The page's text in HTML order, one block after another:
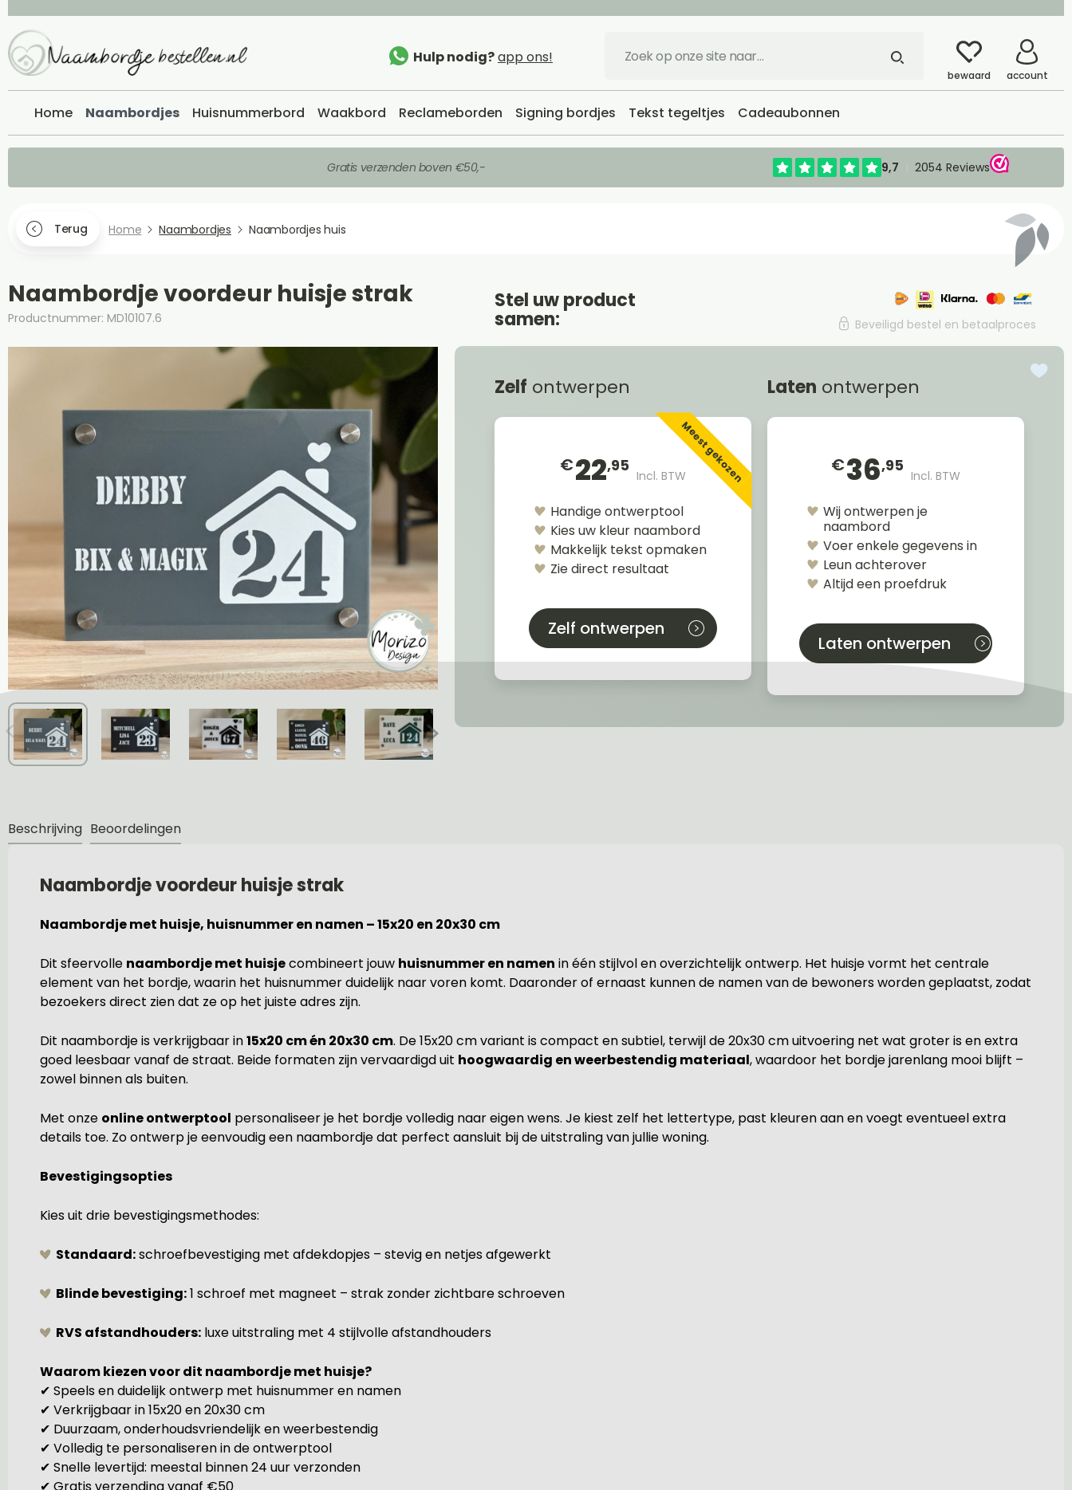
Hulp nodig?app ons!
bewaard account
Home Naambordjes Huisnummerbord Waakbord Reclameborden Signing bordjes Tekst tegeltjes Cadeaubonnen
Gratis verzenden boven €50,-
Terug Home Naambordjes Naambordjes huis
Naambordje voordeur huisje strak
Productnummer: MD10107.6
Stel uw product
samen: Beveiligd bestel en betaalproces
Zelf ontwerpen
€22,95
Incl. BTWMeest gekozen
Handige ontwerptool
Kies uw kleur naambord
Makkelijk tekst opmaken
Zie direct resultaat
Zelf ontwerpen
Laten ontwerpen
€36,95
Incl. BTW
Wij ontwerpen je
naambord
Voer enkele gegevens in
Leun achterover
Altijd een proefdruk
Laten ontwerpen
Beschrijving Beoordelingen
Naambordje voordeur huisje strak
Naambordje met huisje, huisnummer en namen – 15x20 en 20x30 cm
Dit sfeervolle naambordje met huisjecombineert jouw huisnummer en namen in één stijlvol en overzichtelijk ontwerp. Het huisje vormt het centrale
element van het bordje, waarin het huisnummer duidelijk naar voren komt. Daaronder of ernaast kunnen de namen van de bewoners worden geplaatst, zodat
bezoekers direct zien dat ze op het juiste adres zijn.
Dit naambordje is verkrijgbaar in15x20 cm én 20x30 cm. De 15x20 cm variant is compact en subtiel, terwijl de 20x30 cm uitvoering net wat groter is en extra
goed leesbaar vanaf de straat. Beide formaten zijn vervaardigd uit hoogwaardig en weerbestendig materiaal, waardoor het bordje jarenlang mooi blijft –
zowel binnen als buiten.
Met onze online ontwerptool personaliseer je het bordje volledig naar eigen wens. Je kiest zelf het lettertype, past kleuren aan en voegt eventueel extra
details toe. Zo ontwerp je eenvoudig een naambordje dat perfect aansluit bij de uitstraling van jullie woning.
Bevestigingsopties
Kies uit drie bevestigingsmethodes:
Standaard:schroefbevestiging met afdekdopjes – stevig en netjes afgewerkt
Blinde bevestiging:1 schroef met magneet – strak zonder zichtbare schroeven
RVS afstandhouders: luxe uitstraling met 4 stijlvolle afstandhouders
Waarom kiezen voor dit naambordje met huisje?
✔ Speels en duidelijk ontwerp met huisnummer en namen
✔ Verkrijgbaar in 15x20 en 20x30 cm
✔ Duurzaam, onderhoudsvriendelijk en weerbestendig
✔ Volledig te personaliseren in de ontwerptool
✔ Snelle levertijd: meestal binnen 24 uur verzonden